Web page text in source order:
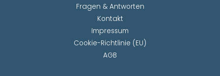
Fragen & Antworten
Kontakt
Impressum
Cookie-Richtlinie (EU)
AGB